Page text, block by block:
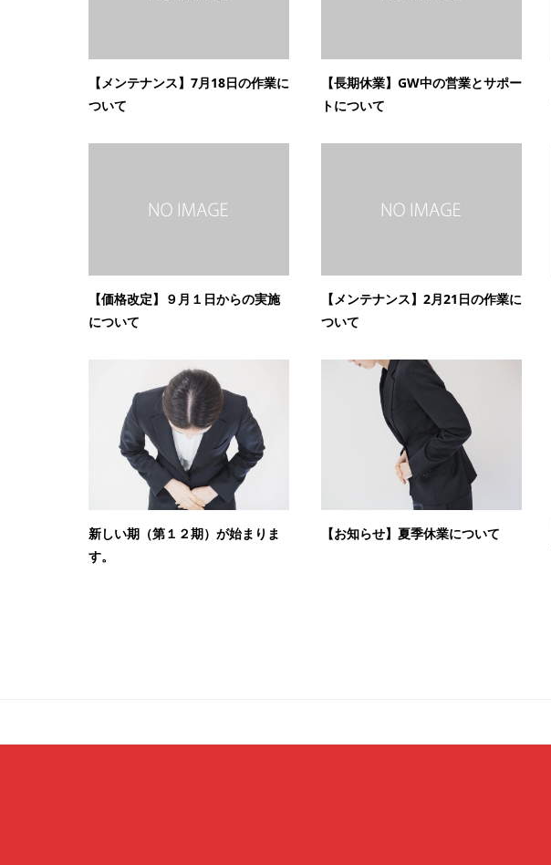
【メンテナンス】7月18日の作業に
ついて
【長期休業】GW中の営業とサポー
トについて
【価格改定】９月１日からの実施
について
【メンテナンス】2月21日の作業に
ついて
新しい期（第１２期）が始まりま
す。
【お知らせ】夏季休業について